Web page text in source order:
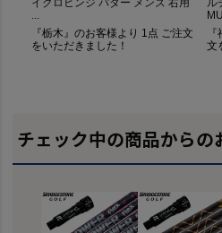
チェック中の商品からの